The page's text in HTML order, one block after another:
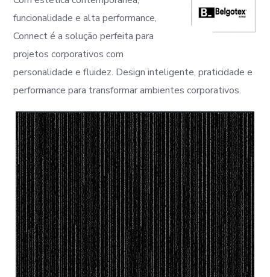
funcionalidade e alta performance,
Connect é a solução perfeita para
projetos corporativos com
personalidade e fluidez. Design inteligente, praticidade e
performance para transformar ambientes corporativos.